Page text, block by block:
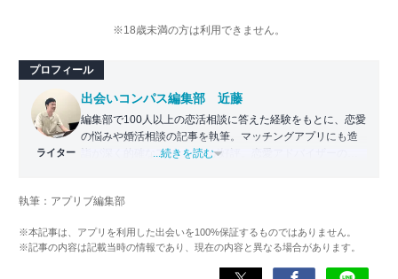
※18歳未満の方は利用できません。
プロフィール
ライター
出会いコンパス編集部 近藤
編集部で100人以上の恋活相談に答えた経験をもとに、恋愛
の悩みや婚活相談の記事を執筆。マッチングアプリにも造
詣が深く的確なアドバイスが好評。恋愛アドバイザーの資
>>JLC認定恋愛アドバイザー資格保持
...続きを読む
執筆：アプリブ編集部
※本記事は、アプリを利用した出会いを100%保証するものではありません。
※記事の内容は記載当時の情報であり、現在の内容と異なる場合があります。